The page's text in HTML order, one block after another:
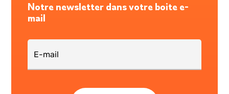
Notre newsletter dans votre boite e-
mail